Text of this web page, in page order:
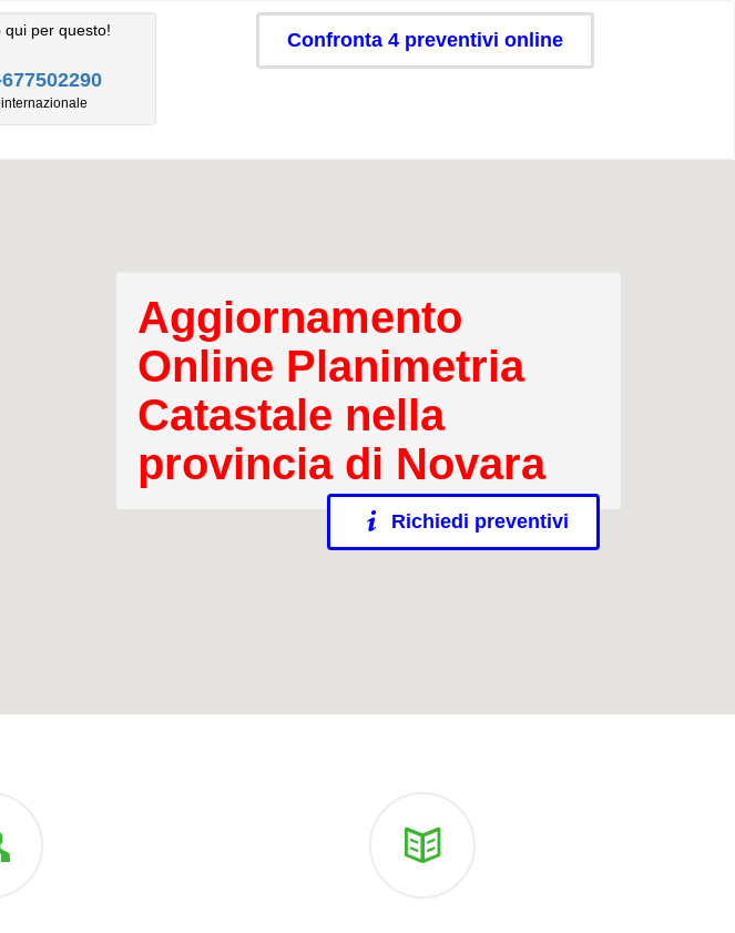
qui per questo! Confronta 4 preventivi online
Aggiornamento
Online Planimetria
Catastale nella
provincia di Novara
Richiedi preventivi